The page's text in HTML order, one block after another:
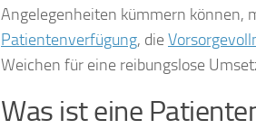
Angelegenheiten kümmern können,
Patientenverfügung, die
Weichen für eine reibungslose
Was ist eine